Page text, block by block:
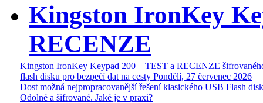
Kingston IronKey
RECENZE
Kingston IronKey Keypad 200 – TEST a RECENZE
flash disku pro bezpečí dat na cesty Pondělí, 27 červenec 2026
Dost možná nejpropracovanější řešení klasického USB Flash
Odolné a šifrované. Jaké je v praxi?